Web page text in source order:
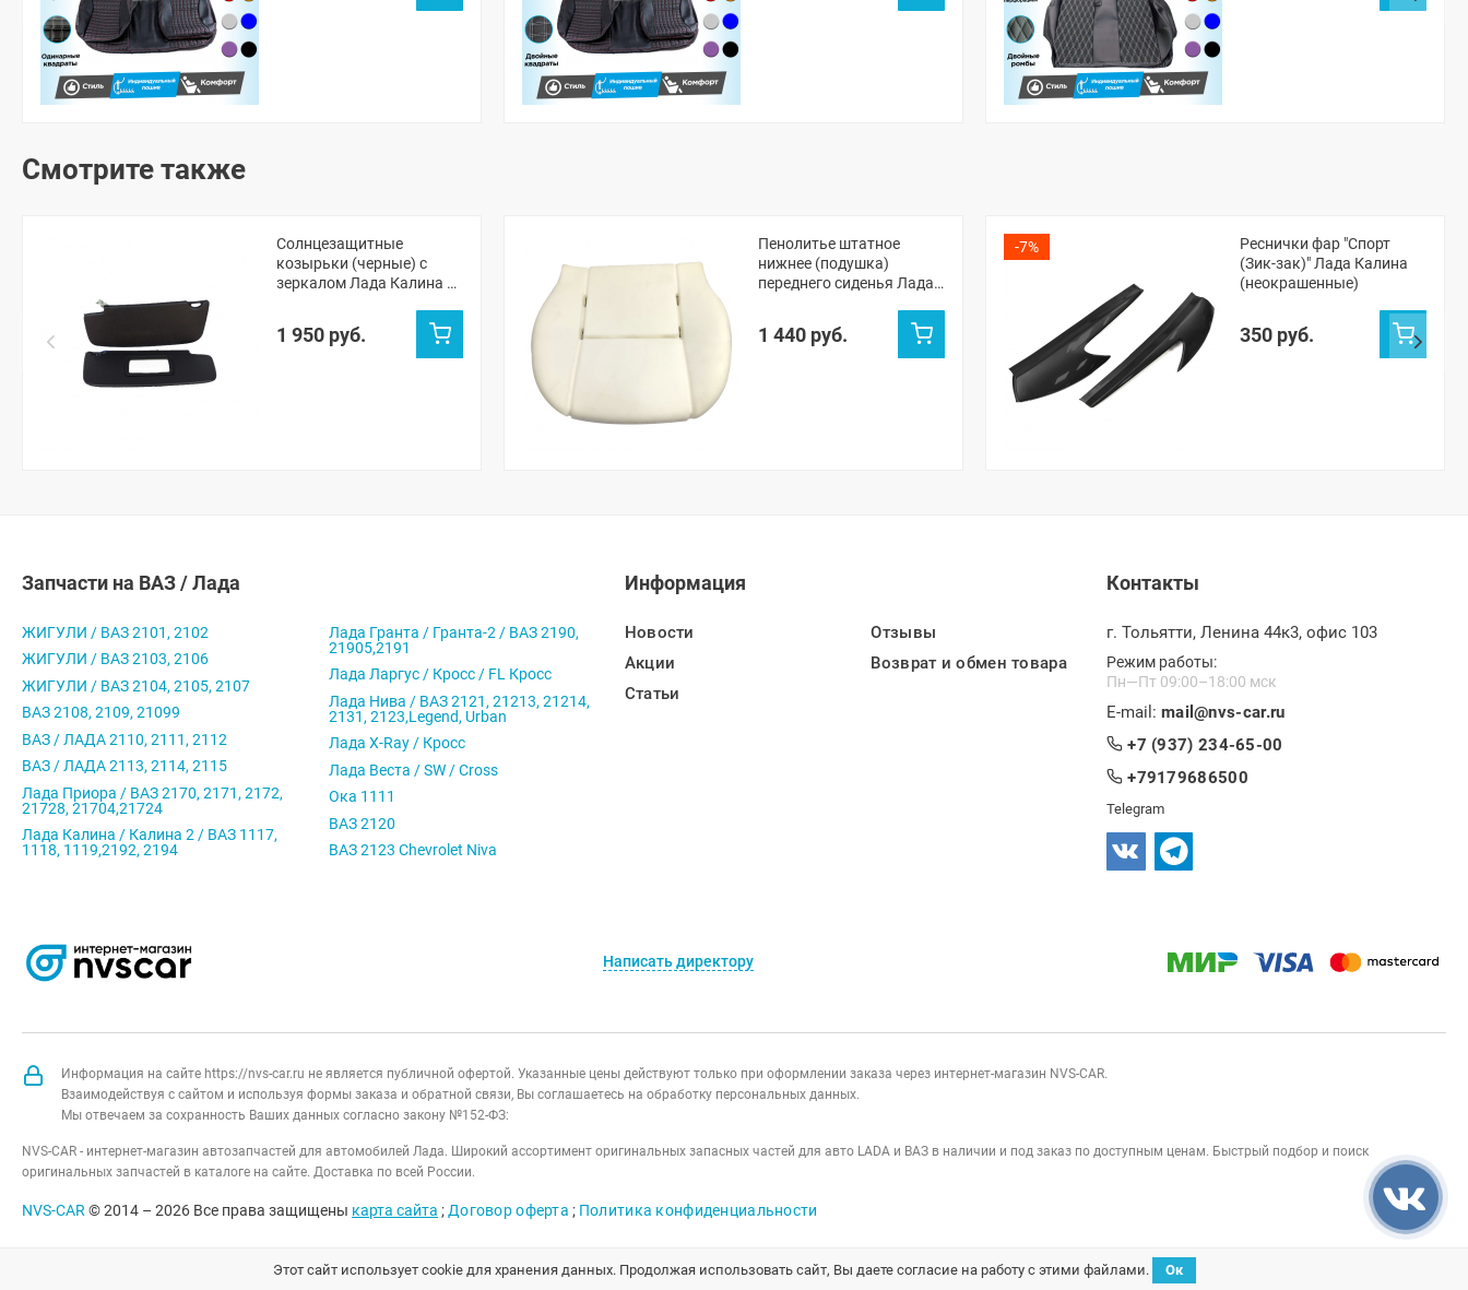
Смотрите также
Солнцезащитные
козырьки (черные) с
зеркалом Лада Калина 1-
1 950 руб.
Пенолитье штатное
нижнее (подушка)
переднего сиденья Лада
1 440 руб.
-7%
Реснички фар "Спорт
(Зик-зак)" Лада Калина
(неокрашенные)
350 руб.
Запчасти на ВАЗ / Лада
ЖИГУЛИ / ВАЗ 2101, 2102
ЖИГУЛИ / ВАЗ 2103, 2106
ЖИГУЛИ / ВАЗ 2104, 2105, 2107
ВАЗ 2108, 2109, 21099
ВАЗ / ЛАДА 2110, 2111, 2112
ВАЗ / ЛАДА 2113, 2114, 2115
Лада Приора / ВАЗ 2170, 2171, 2172,
21728, 21704,21724
Лада Калина / Калина 2 / ВАЗ 1117,
1118, 1119,2192, 2194
Лада Гранта / Гранта-2 / ВАЗ 2190,
21905,2191
Лада Ларгус / Кросс / FL Кросс
Лада Нива / ВАЗ 2121, 21213, 21214,
2131, 2123,Legend, Urban
Лада X-Ray / Кросс
Лада Веста / SW / Cross
Ока 1111
ВАЗ 2120
ВАЗ 2123 Chevrolet Niva
Информация
Новости
Акции
Статьи
Отзывы
Возврат и обмен товара
Контакты
г. Тольятти, Ленина 44к3, офис 103
Режим работы:
Пн—Пт 09:00–18:00 мск
E-mail: mail@nvs-car.ru
+7 (937) 234-65-00
+79179686500
Telegram
Написать директору
Информация на сайте https://nvs-car.ru не является публичной офертой. Указанные цены действуют только при оформлении заказа через интернет-магазин NVS-CAR.
Взаимодействуя с сайтом и используя формы заказа и обратной связи, Вы соглашаетесь на обработку персональных данных.
Мы отвечаем за сохранность Ваших данных согласно закону №152-ФЗ:
NVS-CAR - интернет-магазин автозапчастей для автомобилей Лада. Широкий ассортимент оригинальных запасных частей для авто LADA и ВАЗ в наличии и под заказ по доступным ценам. Быстрый подбор и поиск
оригинальных запчастей в каталоге на сайте. Доставка по всей России.
NVS-CAR © 2014 – 2026 Все права защищены карта сайта ; Договор оферта ; Политика конфиденциальности
Этот сайт использует cookie для хранения данных. Продолжая использовать сайт, Вы даете согласие на работу с этими файлами. Ок